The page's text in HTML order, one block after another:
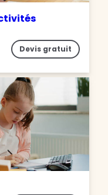
Devis gratuit